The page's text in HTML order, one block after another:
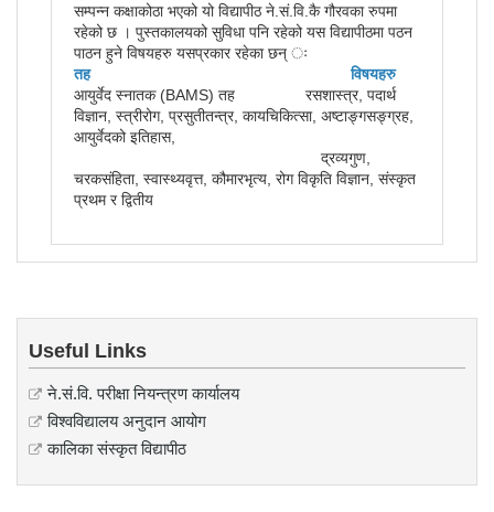
सम्पन्न कक्षाकोठा भएको यो विद्यापीठ ने.सं.वि.कै गौरवका रुपमा
रहेको छ । पुस्तकालयको सुविधा पनि रहेको यस विद्यापीठमा पठन
पाठन हुने विषयहरु यसप्रकार रहेका छन् ः
तह विषयहरु
आयुर्वेद स्नातक (BAMS) तह रसशास्त्र, पदार्थ
विज्ञान, स्त्रीरोग, प्रसुतीतन्त्र, कायचिकित्सा, अष्टाङ्गसङ्ग्रह,
आयुर्वेदको इतिहास,
द्रव्यगुण,
चरकसंहिता, स्वास्थ्यवृत्त, कौमारभृत्य, रोग विकृति विज्ञान, संस्कृत
प्रथम र द्वितीय
Useful Links
ने.सं.वि. परीक्षा नियन्त्रण कार्यालय
विश्वविद्यालय अनुदान आयोग
कालिका संस्कृत विद्यापीठ